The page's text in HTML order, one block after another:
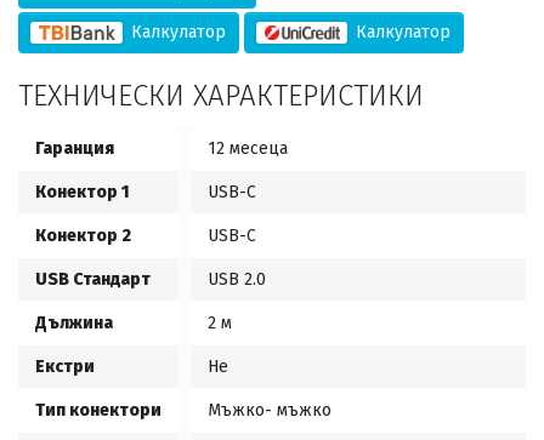
Калкулатор Калкулатор
ТЕХНИЧЕСКИ ХАРАКТЕРИСТИКИ
Гаранция 12 месеца
Конектор 1 USB-C
Конектор 2 USB-C
USB Стандарт USB 2.0
Дължина 2 м
Екстри Не
Тип конектори Мъжко- мъжко